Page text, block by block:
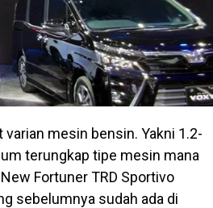
mesin bensin. Yakni 1.2-
terungkap tipe mesin mana
Fortuner TRD Sportivo
sebelumnya sudah ada di